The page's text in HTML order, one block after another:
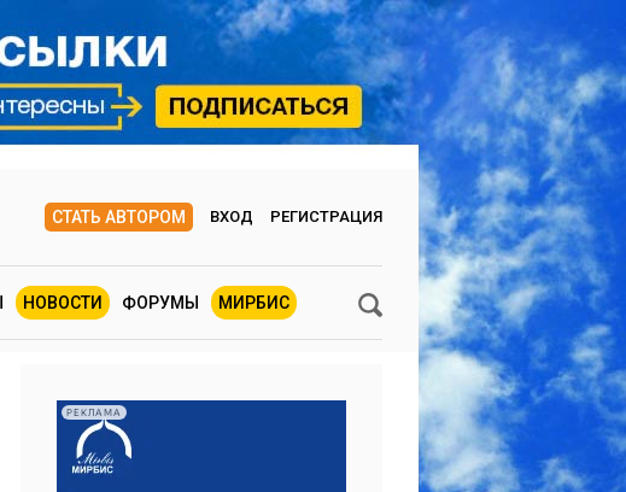
СТАТЬ АВТОРОМ ВХОД РЕГИСТРАЦИЯ
НОВОСТИ ФОРУМЫ МИРБИС
РЕКЛАМА